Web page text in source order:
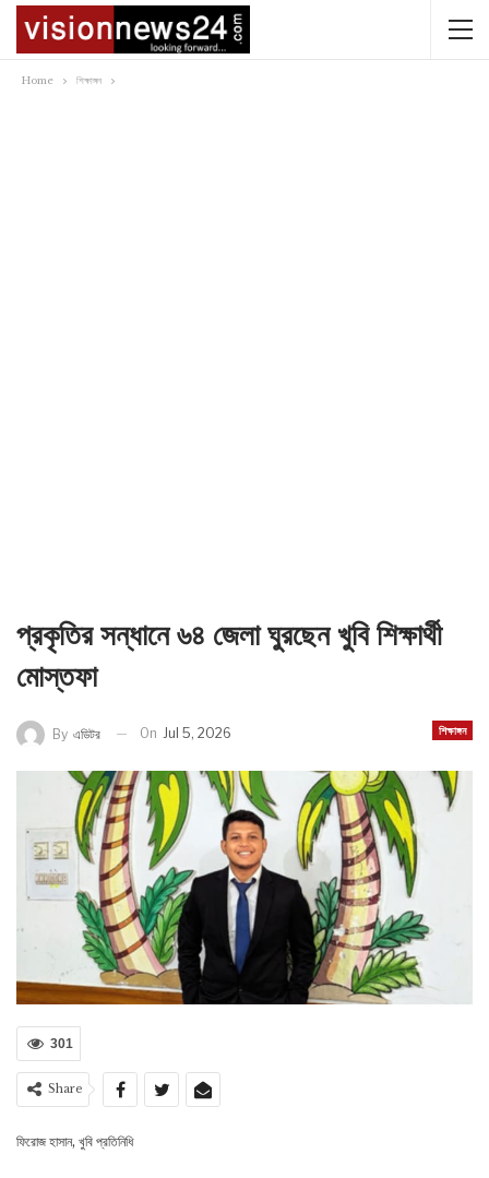
Home শিক্ষাঙ্গন
প্রকৃতির সন্ধানে ৬৪ জেলা ঘুরছেন খুবি শিক্ষার্থী
মোস্তফা
শিক্ষাঙ্গন
By এডিটর On Jul 5, 2026
301
Share
ফিরোজ হাসান, খুবি প্রতিনিধি